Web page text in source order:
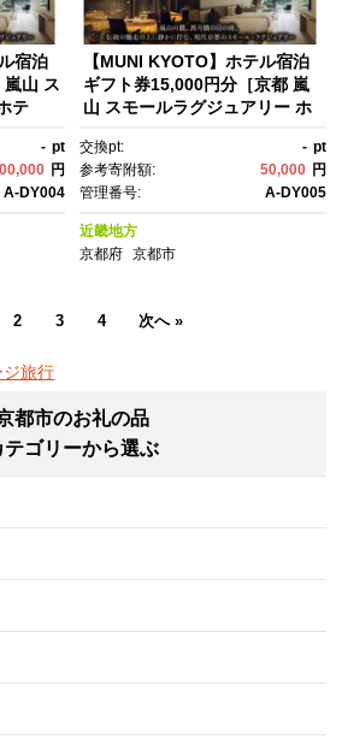
宿泊
嵐山 ス
テ
おすす
ふる
- pt
円
A-DY004
【MUNI KYOTO】ホテル宿泊
ギフト券15,000円分［京都 嵐
山 スモールラグジュアリー ホ
引 チケット 宿泊券 人気 おすす
め ホテル 宿泊 旅行 観光 ふる
さと納税 ］
交換pt: - pt
参考寄附額:
50,000 円
管理番号:
A-DY005
近畿地方
京都府 京都市
2 3 4 次へ »
旅行
都市のお礼の品
テゴリーから選ぶ